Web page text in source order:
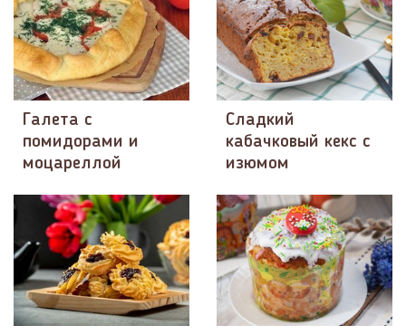
Галета с
помидорами и
моцареллой
Сладкий
кабачковый кекс с
изюмом